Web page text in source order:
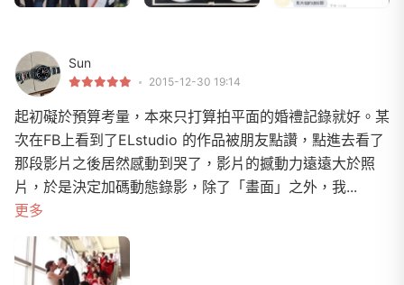
Sun
2015-12-30 19:14
起初礙於預算考量，本來只打算拍平面的婚禮記錄就好。某
次在FB上看到了ELstudio 的作品被朋友點讚，點進去看了
那段影片之後居然感動到哭了，影片的撼動力遠遠大於照
片，於是決定加碼動態錄影，除了「畫面」之外，我...
更多